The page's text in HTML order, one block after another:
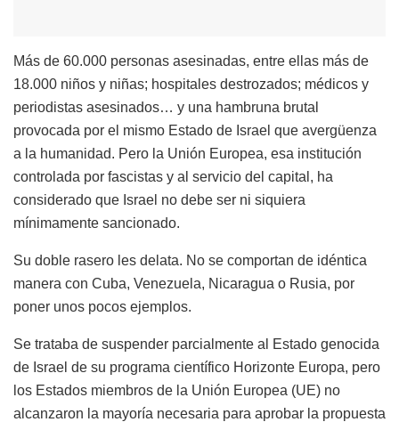
Más de 60.000 personas asesinadas, entre ellas más de
18.000 niños y niñas; hospitales destrozados; médicos y
periodistas asesinados… y una hambruna brutal
provocada por el mismo Estado de Israel que avergüenza
a la humanidad. Pero la Unión Europea, esa institución
controlada por fascistas y al servicio del capital, ha
considerado que Israel no debe ser ni siquiera
mínimamente sancionado.
Su doble rasero les delata. No se comportan de idéntica
manera con Cuba, Venezuela, Nicaragua o Rusia, por
poner unos pocos ejemplos.
Se trataba de suspender parcialmente al Estado genocida
de Israel de su programa científico Horizonte Europa, pero
los Estados miembros de la Unión Europea (UE) no
alcanzaron la mayoría necesaria para aprobar la propuesta